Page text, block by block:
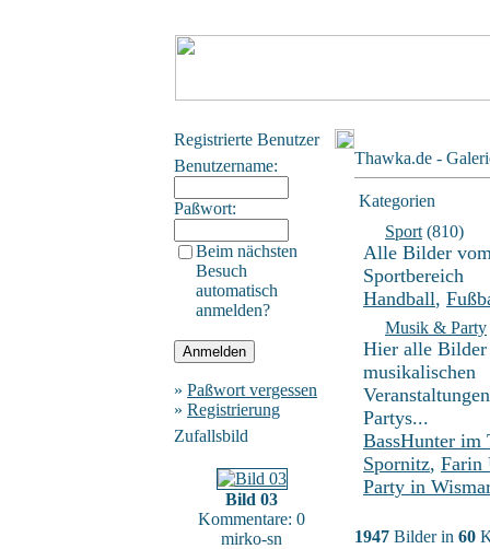
Registrierte Benutzer
Benutzername:
Paßwort:
Beim nächsten
Besuch
automatisch
anmelden?
» Paßwort vergessen
» Registrierung
Zufallsbild
Bild 03
Kommentare: 0
mirko-sn
Thawka.de -
Kategorien
Sport (810)
Alle Bilder
Sportbereich
Handball,
Musik & Party
Hier alle
musikalischen
Partys...
BassHunter im
Spornitz, Farin
Party in
1947 Bilder in 60